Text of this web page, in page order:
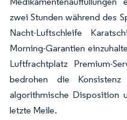
zwei Stunden während des
Nacht-Luftschleife
Morning-Garantien
Luftfrachtplatz Premium-
bedrohen die
algorithmische Disposition
letzte Meile.